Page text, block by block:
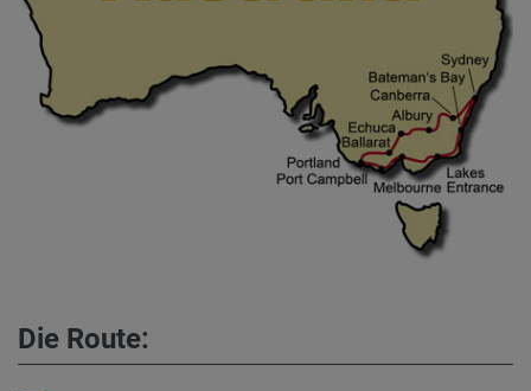
Die Route: